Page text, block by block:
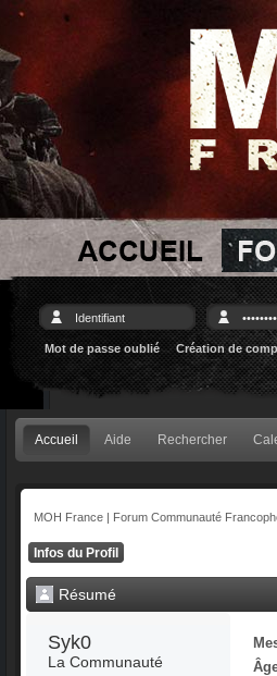
Mot de passe oublié Création de
Accueil Aide Rechercher
MOH France | Forum Communauté
Infos du Profil
Résumé
Syk0
La Communauté